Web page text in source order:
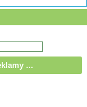
...